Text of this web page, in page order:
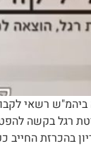
רשאי